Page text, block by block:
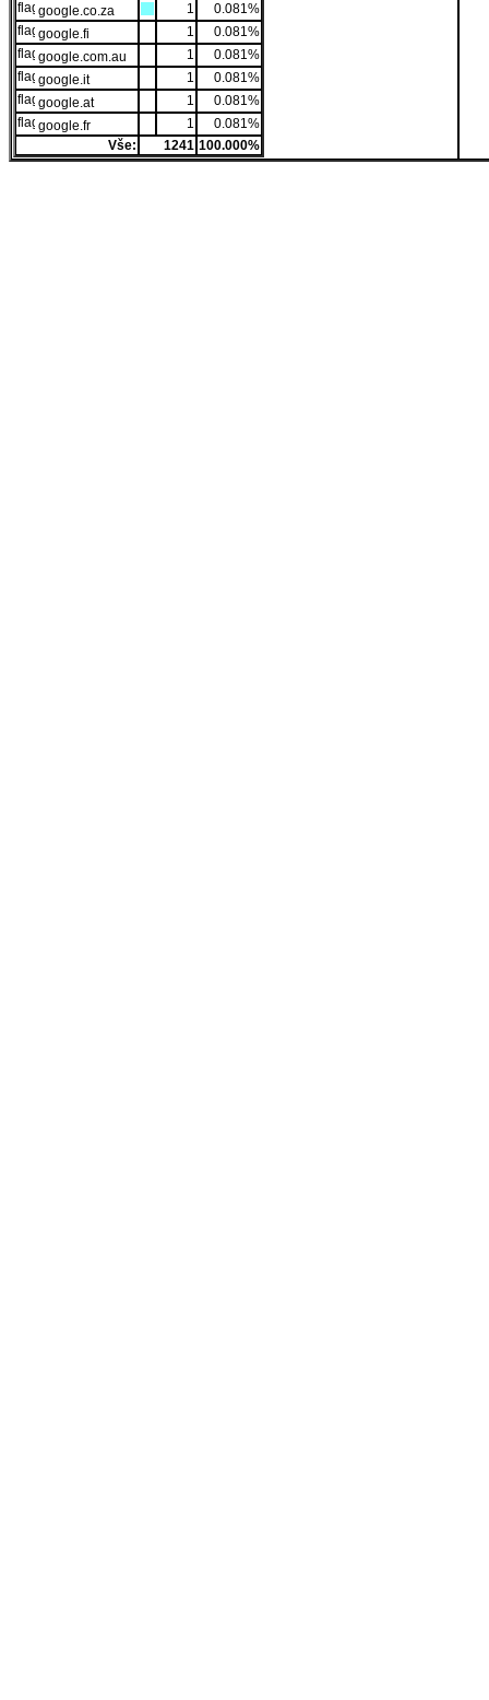
google.co.za 1
0.081%
google.fi
1
0.081%
google.com.au
1
0.081%
google.it
1
0.081%
google.at
1
0.081%
google.fr
1
0.081%
Vše:
1241 100.000%